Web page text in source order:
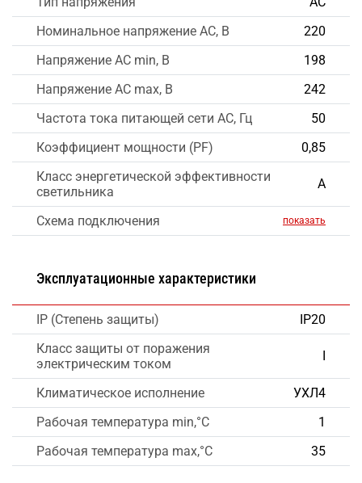
Номинальное напряжение AC, В
220
Напряжение AC min, В
198
Напряжение AC max, В
242
Частота тока питающей сети AC, Гц
50
Коэффициент мощности (PF)
0,85
Класс энергетической эффективности
светильника
А
Схема подключения показать
Эксплуатационные характеристики
IP (Степень защиты)
IP20
Класс защиты от поражения
электрическим током
Климатическое исполнение
УХЛ4
Рабочая температура min,°C
1
Рабочая температура max,°C
35